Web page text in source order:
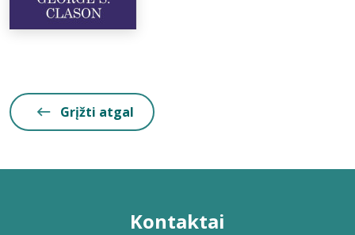
Grįžti atgal
Kontaktai